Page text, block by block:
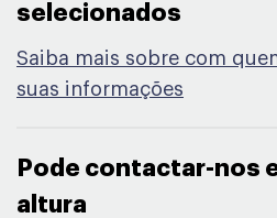
selecionados​
Saiba mais sobre com
suas informações
Pode contactar-nos
altura​